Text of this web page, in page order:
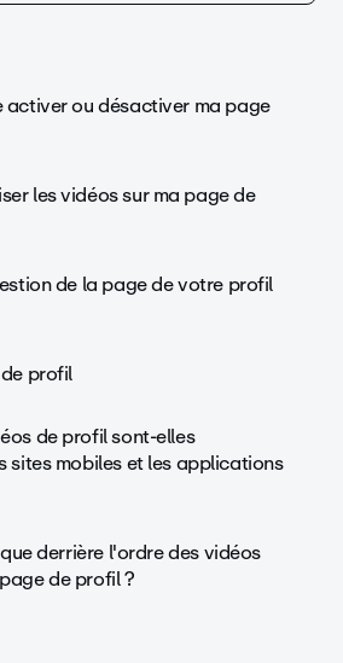
activer ou désactiver ma page
les vidéos sur ma page de
de la page de votre profil
profil
de profil sont-elles
sites mobiles et les applications
derrière l'ordre des vidéos
de profil ?